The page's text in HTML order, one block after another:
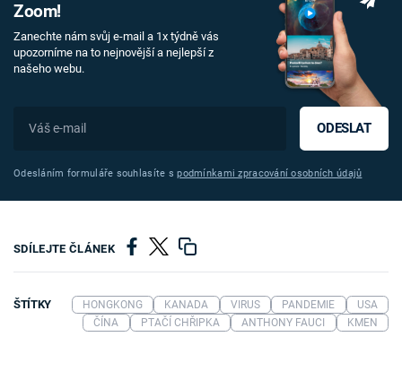
Zoom!
Zanechte nám svůj e-mail a 1x týdně vás
upozorníme na to nejnovější a nejlepší z
našeho webu.
ODESLAT
Odesláním formuláře souhlasíte spodmínkami zpracování osobních údajů
SDÍLEJTE ČLÁNEK
ŠTÍTKY HONGKONG KANADA VIRUS PANDEMIE
USA
ČÍNA
PTAČÍ CHŘIPKA ANTHONY FAUCI KMEN